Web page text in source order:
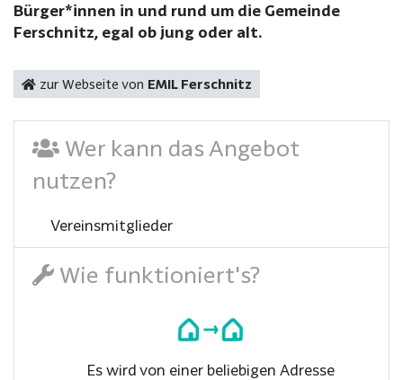
Bürger*innen in und rund um die Gemeinde
Ferschnitz, egal ob jung oder alt.
zur Webseite von EMIL Ferschnitz
Wer kann das Angebot
nutzen?
Vereinsmitglieder
Wie funktioniert's?
Es wird von einer beliebigen Adresse